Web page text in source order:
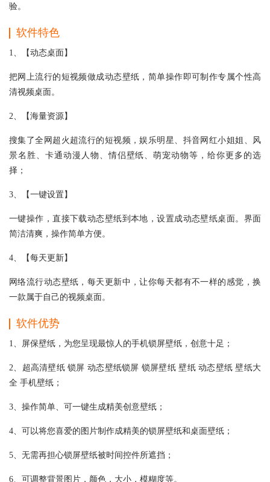
验。
软件特色
1、【动态桌面】
把网上流行的短视频做成动态壁纸，简单操作即可制作专属个性高
清视频桌面。
2、【海量资源】
搜集了全网超火超流行的短视频，娱乐明星、抖音网红小姐姐、风
景名胜、卡通动漫人物、情侣壁纸、萌宠动物等，给你更多的选
择；
3、【一键设置】
一键操作，直接下载动态壁纸到本地，设置成动态壁纸桌面。界面
简洁清爽，操作简单方便。
4、【每天更新】
网络流行动态壁纸，每天更新中，让你每天都有不一样的感觉，换
一款属于自己的视频桌面。
软件优势
1、屏保壁纸，为您呈现最惊人的手机锁屏壁纸，创意十足；
2、超高清壁纸 锁屏 动态壁纸锁屏 锁屏壁纸 壁纸 动态壁纸 壁纸大
全 手机壁纸；
3、操作简单、可一键生成精美创意壁纸；
4、可以将您喜爱的图片制作成精美的锁屏壁纸和桌面壁纸；
5、无需再担心锁屏壁纸被时间控件所遮挡；
6、可调整背景图片，颜色，大小，模糊度等。